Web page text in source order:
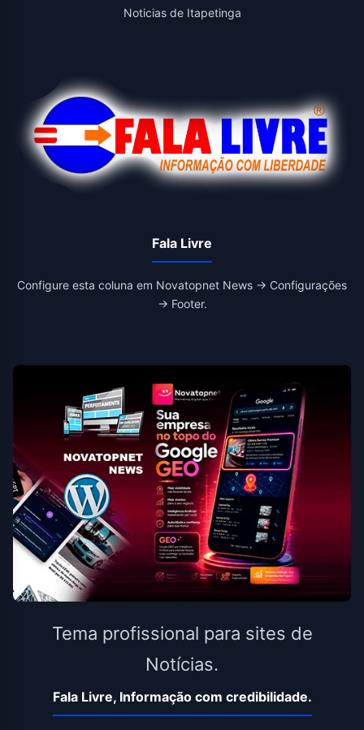
Noticias de Itapetinga
Fala Livre
Configure esta coluna em Novatopnet News → Configurações
→ Footer.
Tema profissional para sites de
Notícias.
Fala Livre, Informação com credibilidade.